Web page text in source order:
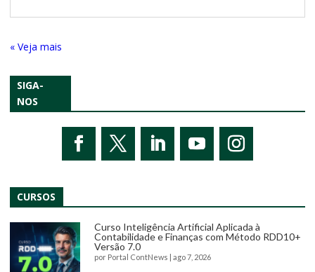
« Entradas Antigas
SIGA-
NOS
CURSOS
Curso Inteligência Artificial Aplicada à
Contabilidade e Finanças com Método RDD10+
Versão 7.0
por Portal ContNews ago 7, 2026